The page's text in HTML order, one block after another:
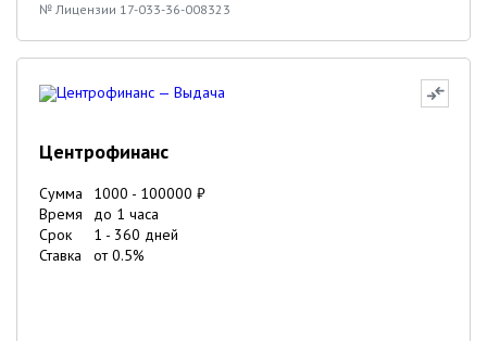
№ Лицензии 17-033-36-008323
Центрофинанс
Сумма 1000 - 100000 ₽
Время
до 1 часа
Срок
1 - 360 дней
Ставка
от0.5%